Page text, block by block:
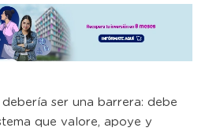
ser una barrera: debe
que valore, apoye y